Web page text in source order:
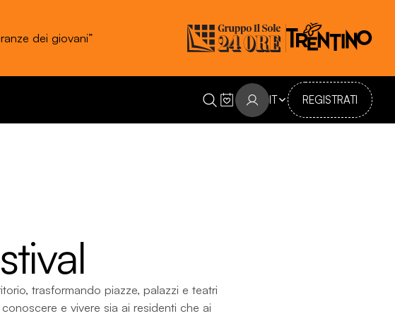
REGISTRATI
IT
trasformando piazze, palazzi e teatri
e vivere sia ai residenti che ai